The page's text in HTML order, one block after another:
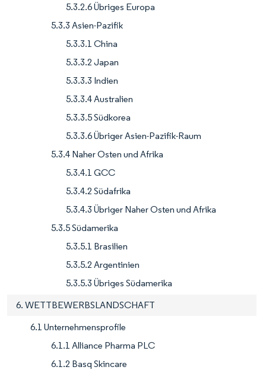
5.3.2.6 Übriges Europa
5.3.3 Asien-Pazifik
5.3.3.1 China
5.3.3.2 Japan
5.3.3.3 Indien
5.3.3.4 Australien
5.3.3.5 Südkorea
5.3.3.6 Übriger Asien-Pazifik-Raum
5.3.4 Naher Osten und Afrika
5.3.4.1 GCC
5.3.4.2 Südafrika
5.3.4.3 Übriger Naher Osten und Afrika
5.3.5 Südamerika
5.3.5.1 Brasilien
5.3.5.2 Argentinien
5.3.5.3 Übriges Südamerika
6. WETTBEWERBSLANDSCHAFT
6.1 Unternehmensprofile
6.1.1 Alliance Pharma PLC
6.1.2 Basq Skincare